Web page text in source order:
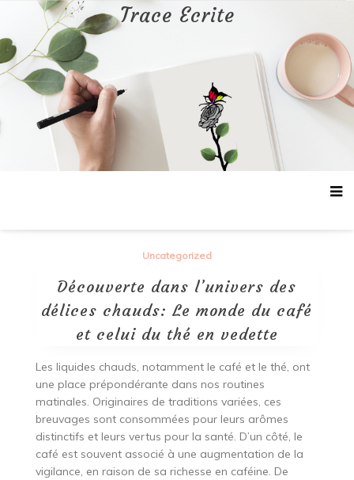
contenu
Trace Ecrite
Uncategorized
Découverte dans l’univers des
délices chauds: Le monde du café
et celui du thé en vedette
Les liquides chauds, notamment le café et le thé, ont
une place prépondérante dans nos routines
matinales. Originaires de traditions variées, ces
breuvages sont consommées pour leurs arômes
distinctifs et leurs vertus pour la santé. D’un côté, le
café est souvent associé à une augmentation de la
vigilance, en raison de sa richesse en caféine. De